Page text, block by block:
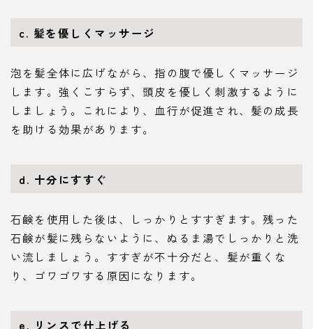
c. 髪を優しくマッサージ
泡を髪全体に広げながら、指の腹で優しくマッサージ
します。強くこすらず、頭皮を優しく刺激するように
しましょう。これにより、血行が促進され、髪の成長
を助ける効果があります。
d. 十分にすすぐ
石鹸を使用した後は、しっかりとすすぎます。残った
石鹸が髪に残らないように、ぬるま湯でしっかりと洗
い流しましょう。すすぎが不十分だと、髪が重くな
り、ゴワゴワする原因になります。
e. リンスで仕上げる